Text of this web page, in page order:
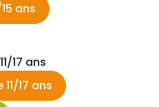
ans
17 ans
17 ans